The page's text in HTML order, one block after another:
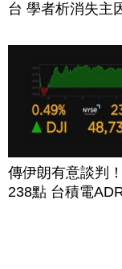
台 學者析消失主
傳伊朗有意談判
238點 台積電